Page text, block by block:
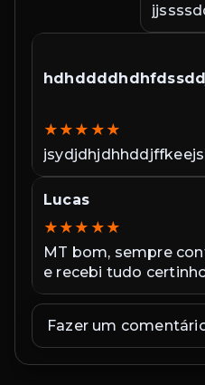
%?:&$#(#*5%%($*=9-
julho
de
★★★★★
Lucas
★ ★ ★ ★ ★
MT bom, sempre
e recebi tudo
Fazer um